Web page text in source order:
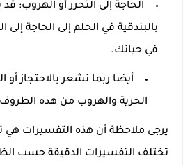
الحاجة إلى التحرر أو الهروب:
بالبندقية في الحلم إلى الحاجة
في حياتك.
أيضا ربما تشعر بالاحتجاز أو
الحرية والهروب من هذه
يرجى ملاحظة أن هذه التفسيرات هي
تختلف التفسيرات الدقيقة حسب